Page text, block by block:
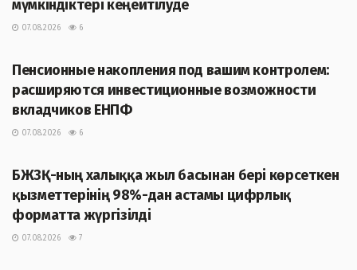
мүмкіндіктері кеңейтілуде
07.08.2026
6
Пенсионные накопления под вашим контролем:
расширяются инвестиционные возможности
вкладчиков ЕНПФ
07.08.2026
6
БЖЗҚ-ның халыққа жыл басынан бері көрсеткен
қызметтерінің 98%-дан астамы цифрлық
форматта жүргізілді
07.08.2026
7